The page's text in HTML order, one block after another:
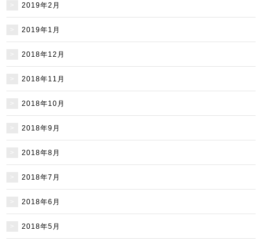
2019年2月
2019年1月
2018年12月
2018年11月
2018年10月
2018年9月
2018年8月
2018年7月
2018年6月
2018年5月